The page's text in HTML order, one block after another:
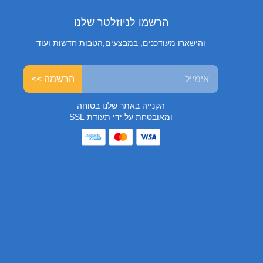
הרשמו לניוזלטר שלנו
והישארו מעודכנים, במבצעים,הטבות חדשות ועוד
הרשמה >>
הקנייה באתר שלנו בטוחה
ומאובטחת על ידי תעודת SSL